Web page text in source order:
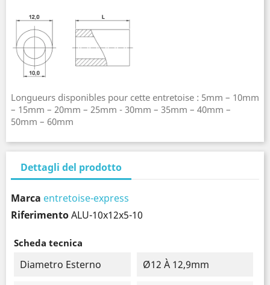
Longueurs disponibles pour cette entretoise : 5mm – 10mm
– 15mm – 20mm – 25mm - 30mm – 35mm – 40mm –
50mm – 60mm
Dettagli del prodotto
Marca entretoise-express
RiferimentoALU-10x12x5-10
Scheda tecnica
Diametro Esterno Ø12 À 12,9mm